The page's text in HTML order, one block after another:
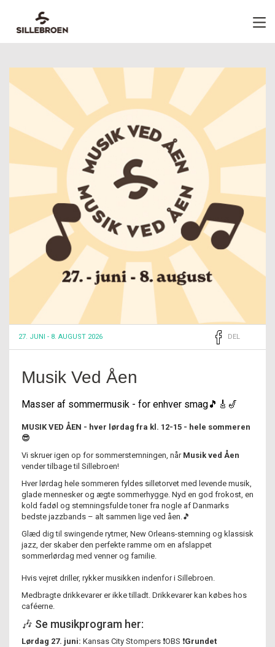
27. JUNI - 8. AUGUST 2026 DEL
Musik Ved Åen
Masser af sommermusik - for enhver smag🎵🎸🎷
MUSIK VED ÅEN - hver lørdag fra kl. 12-15 - hele sommeren
😎
Vi skruer igen op for sommerstemningen, når Musik ved Åen
vender tilbage til Sillebroen!
Hver lørdag hele sommeren fyldes silletorvet med levende musik,
glade mennesker og ægte sommerhygge. Nyd en god frokost, en
kold fadøl og stemningsfulde toner fra nogle af Danmarks
bedste jazzbands – alt sammen lige ved åen.🎵
Glæd dig til swingende rytmer, New Orleans-stemning og klassisk
jazz, der skaber den perfekte ramme om en afslappet
sommerlørdag med venner og familie.
Hvis vejret driller, rykker musikken indenfor i Sillebroen.
Medbragte drikkevarer er ikke tilladt. Drikkevarer kan købes hos
caféerne.
🎶 Se musikprogram her:
Lørdag 27. juni: Kansas City Stompers ❗️OBS ❗️Grundet